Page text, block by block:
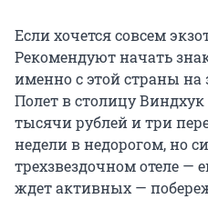
Если хочется совсем
Рекомендуют начать
именно с этой страны на
Полет в столицу Виндхук
тысячи рублей и три
недели в недорогом, но
трехзвездочном отеле —
ждет активных —